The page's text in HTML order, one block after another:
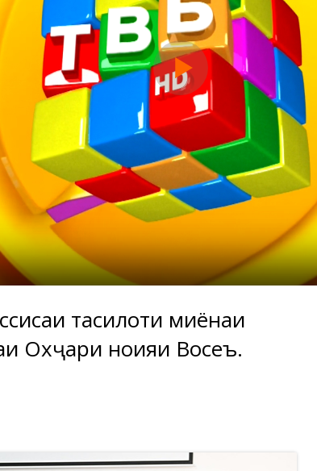
таҳсилоти миёнаи
Охҷари ноҳияи Восеъ.